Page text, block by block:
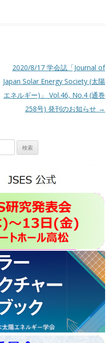
2020/8/17 学会誌「Journal of
Japan Solar Energy Society (太陽
エネルギー)」 Vol.46, No.4 (通巻
258号) 発刊のお知らせ →